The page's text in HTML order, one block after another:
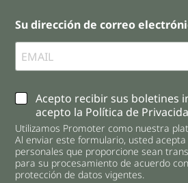
Su dirección de correo
C
e
c
k
b
o
Acepto recibir sus boletines
acepto la Política de
Utilizamos Promoter como nuestra
Al enviar este formulario, usted
personales que proporcione sean
para su procesamiento de acuerdo
protección de datos vigentes.